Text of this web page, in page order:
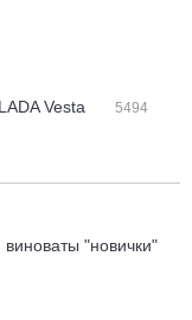
Vesta
5494
"новички"